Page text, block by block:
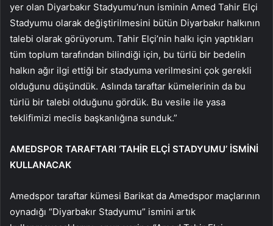
yer olan Diyarbakır Stadyumu’nun isminin Amed Tahir Elçi
Stadyumu olarak değiştirilmesini bütün Diyarbakır halkının
talebi olarak görüyorum. Tahir Elçi’nin halkı için yaptıkları
tüm toplum tarafından bilindiği için, bu türlü bir bedelin
halkın ağır ilgi ettiği bir stadyuma verilmesini çok gerekli
olduğunu düşündük. Aslında taraftar kümelerinin da bu
türlü bir talebi olduğunu gördük. Bu vesile ile yasa
teklifimizi meclis başkanlığına sunduk.”
AMEDSPOR TARAFTARI ‘TAHİR ELÇİ STADYUMU’ İSMİNİ
KULLANACAK
Amedspor taraftar kümesi Barikat da Amedspor maçlarının
oynadığı “Diyarbakır Stadyumu” ismini artık